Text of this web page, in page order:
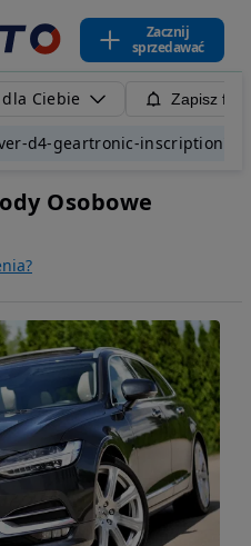
Zacznij
sprzedawać
Ciebie Zapisz
d4-geartronic-inscription"
Osobowe